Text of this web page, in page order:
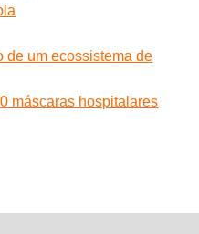
de um ecossistema de
máscaras hospitalares